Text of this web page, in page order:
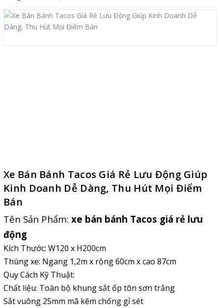
Xe Bán Bánh Tacos Giá Rẻ Lưu Động Giúp
Kinh Doanh Dễ Dàng, Thu Hút Mọi Điểm
Bán
Tên Sản Phẩm: xe bán bánh Tacos giá rẻ lưu
động
Kích Thước: W120 x H200cm
Thùng xe: Ngang 1,2m x rộng 60cm x cao 87cm
Quy Cách Kỹ Thuật:
Chất liệu: Toàn bộ khung sắt ốp tôn sơn trắng
Sắt vuông 25mm mã kẽm chống gỉ sét